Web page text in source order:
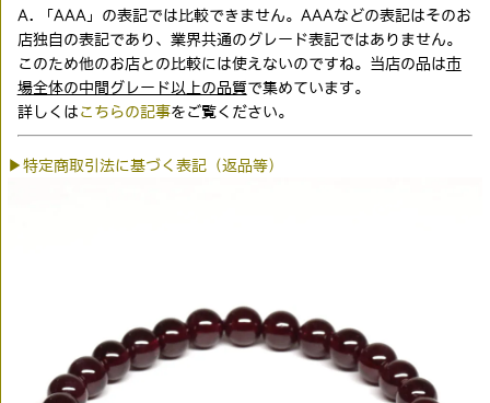
A. 「AAA」の表記では比較できません。AAAなどの表記はそのお
店独自の表記であり、業界共通のグレード表記ではありません。
このため他のお店との比較には使えないのですね。当店の品は市
場全体の中間グレード以上の品質で集めています。
詳しくは こちらの記事をご覧ください。
▶特定商取引法に基づく表記（返品等）